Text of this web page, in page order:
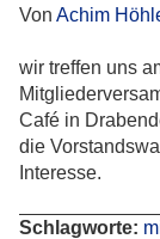
Von Achim
wir treffen uns
Café in
die
Interesse.
Schlagworte: